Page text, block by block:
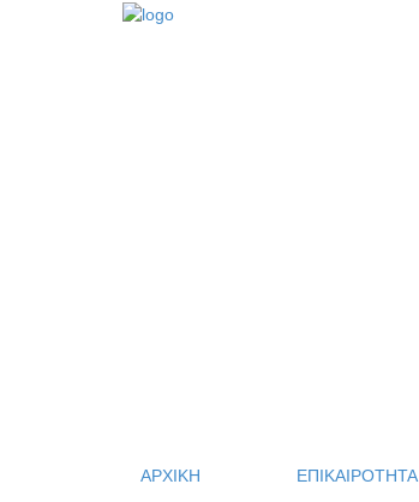
ΑΡΧΙΚΗ ΕΠΙΚΑΙΡΟΤΗΤΑ